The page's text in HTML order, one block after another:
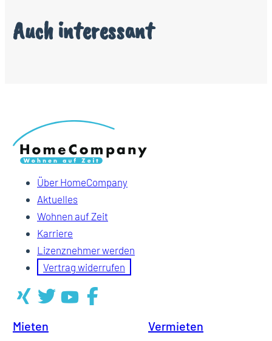
Auch interessant
Über HomeCompany
Aktuelles
Wohnen auf Zeit
Karriere
Lizenznehmer werden
Vertrag widerrufen
Mieten Vermieten